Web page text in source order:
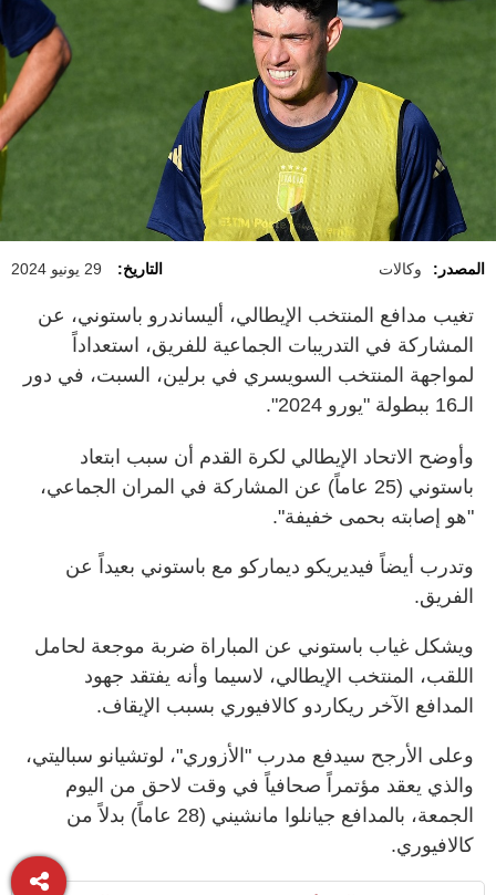
المصدر: وكالات التاريخ: 29 يونيو 2024
تغيب مدافع المنتخب الإيطالي، أليساندرو باستوني، عن
المشاركة في التدريبات الجماعية للفريق، استعداداً
لمواجهة المنتخب السويسري في برلين، السبت، في دور
الـ16 ببطولة "يورو 2024".
وأوضح الاتحاد الإيطالي لكرة القدم أن سبب ابتعاد
باستوني (25 عاماً) عن المشاركة في المران الجماعي،
"هو إصابته بحمى خفيفة".
وتدرب أيضاً فيديريكو ديماركو مع باستوني بعيداً عن
الفريق.
ويشكل غياب باستوني عن المباراة ضربة موجعة لحامل
اللقب، المنتخب الإيطالي، لاسيما وأنه يفتقد جهود
المدافع الآخر ريكاردو كالافيوري بسبب الإيقاف.
وعلى الأرجح سيدفع مدرب "الأزوري"، لوتشيانو سباليتي،
والذي يعقد مؤتمراً صحافياً في وقت لاحق من اليوم
الجمعة، بالمدافع جيانلوا مانشيني (28 عاماً) بدلاً من
كالافيوري.